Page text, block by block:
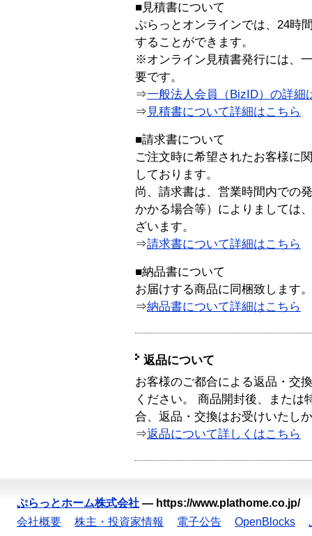
■見積書について
ぷらっとオンラインでは、24時
することができます。
※オンライン見積書発行には、
要です。
⇒一般法人会員（BizID）の詳細
⇒ 見積書について詳細はこちら
■請求書について
ご注文時に希望されたお客様に
しております。
尚、請求書は、営業時間内での
かかる場合等）によりましては
ざいます。
⇒請求書について詳細はこちら
■納品書について
お届けする商品に同梱致します。
⇒納品書について詳細はこちら
返品について
お客様のご都合による返品・交
ください。 商品開封後、または
合、返品・交換はお受けいたし
⇒返品について詳しくはこちら
ぷらっとホーム株式会社 — https://www.plathome.co.jp/
会社概要
株主・投資家情報 電子公告 OpenBlocks